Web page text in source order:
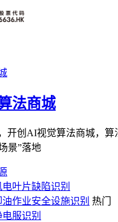
法商城
开创AI视觉算法商城，算
景”落地
电叶片缺陷识别
油作业安全设施识别 热门
电服识别